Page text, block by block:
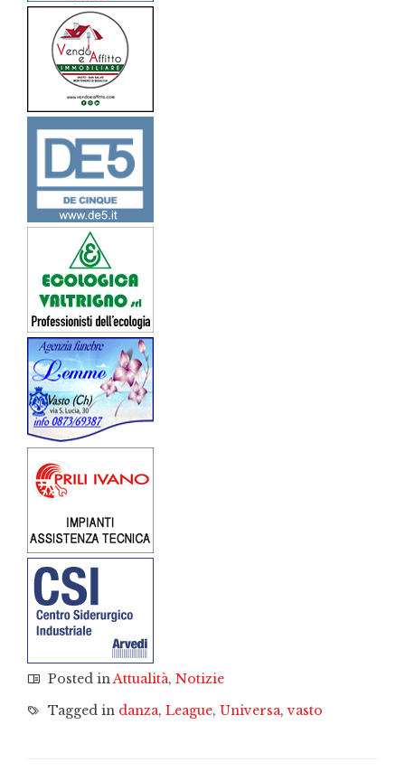
Posted inAttualità, Notizie
Tagged in danza, League, Universa,vasto